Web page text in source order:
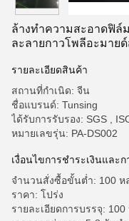
ล้างทำความสะอาดฟิล์
ละลายกาวโพลีอะมาย
รายละเอียดสินค้า
สถานที่กำเนิด: จีน
ชื่อแบรนด์: Tunsing
ได้รับการรับรอง: SGS ,
หมายเลขรุ่น: PA-DS002
เงื่อนไขการชำระเงินและก
จำนวนสั่งซื้อขั้นต่ำ: 100 ห
ราคา: โปร่ง
รายละเอียดการบรรจุ: